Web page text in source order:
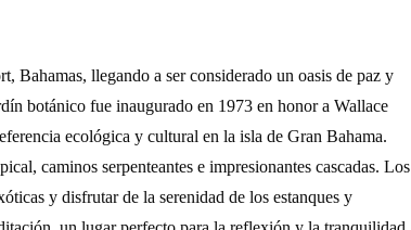
Bahamas, llegando a ser considerado un oasis de paz y
botánico fue inaugurado en 1973 en honor a Wallace
ecológica y cultural en la isla de Gran Bahama.
caminos serpenteantes e impresionantes cascadas. Los
y disfrutar de la serenidad de los estanques y